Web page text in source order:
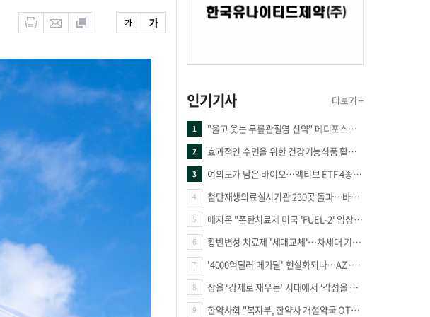
인기기사 더보기 +
1 "울고 웃는 무릎관절염 신약" 메디포스트·강스템·네이처셀 전진, 코오롱티슈진 반전 과제
2 효과적인 수면을 위한 건강기능식품 활용법
3 여의도가 담은 바이오…액티브 ETF 4종의 선택은
4 첨단재생의료실시기관 230곳 돌파…바이오 새 시장 꿈틀
5 메지온 "폰탄치료제 미국 'FUEL-2' 임상 프로토콜 영국 승인"
6 황반변성 치료제 '세대교체'…차세대 기전 경쟁 본격화
7 '4000억달러 메가딜' 현실화되나…AZ·BMS 합병설에 글로벌 제약업계 촉각
8 잠을 ‘강제로 재우는’ 시대에서 ‘각성을 낮추는’ 시대로
9 한약사회 "복지부, 한약사 개설약국 OTC 공급 방해 더는 방관 말아야"